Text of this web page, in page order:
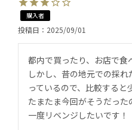
購入者
投稿日 2025/09/01
都内で買ったり、お店で食
しかし、昔の地元での採
っているので、比較すると
たまたま今回がそうだっ
一度リベンジしたいです！